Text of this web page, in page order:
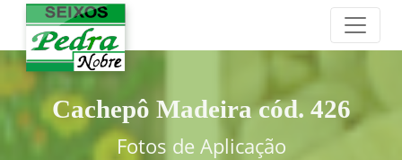
Cachepô Madeira cód. 426
Fotos de Aplicação